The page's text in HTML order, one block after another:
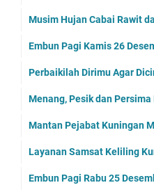
Musim Hujan Cabai Rawit
Embun Pagi Kamis 26
Perbaikilah Dirimu Agar
Menang, Pesik dan
Mantan Pejabat Kuningan
Layanan Samsat Keliling
Embun Pagi Rabu 25